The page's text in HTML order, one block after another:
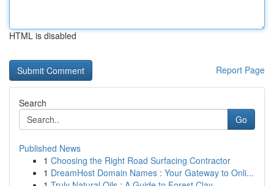
HTML is disabled
Report Page
Search
Go
Published News
1 Choosing the Right Road Surfacing Contractor
1 DreamHost Domain Names : Your Gateway to Onli...